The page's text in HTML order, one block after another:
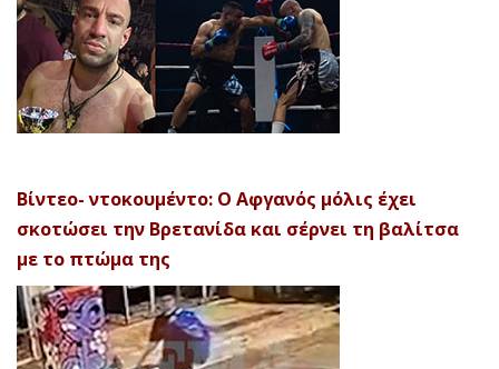
Βίντεο- ντοκουμέντο: Ο Αφγανός μόλις έχει
σκοτώσει την Βρετανίδα και σέρνει τη βαλίτσα
με το πτώμα της